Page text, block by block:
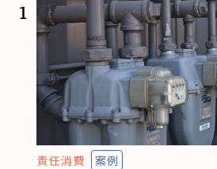
1
責任消費 案例